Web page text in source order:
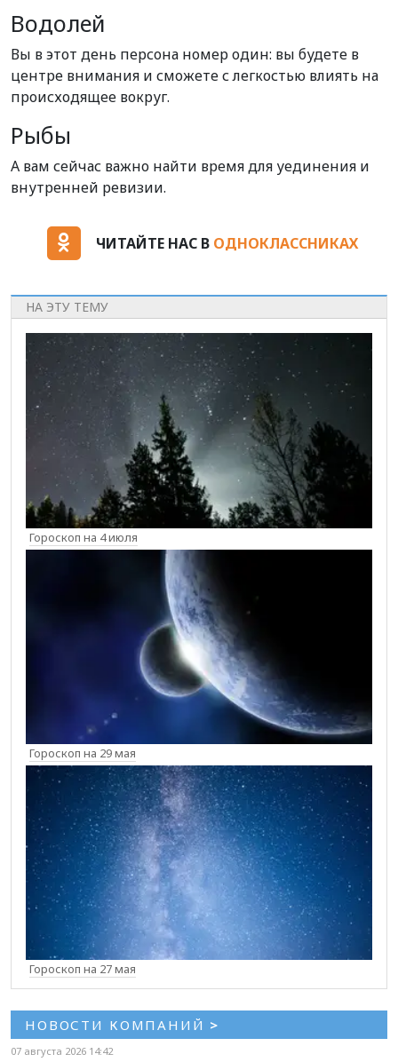
Водолей
Вы в этот день персона номер один: вы будете в
центре внимания и сможете с легкостью влиять на
происходящее вокруг.
Рыбы
А вам сейчас важно найти время для уединения и
внутренней ревизии.
ЧИТАЙТЕ НАС В ОДНОКЛАССНИКАХ
НА ЭТУ ТЕМУ
Гороскоп на 4 июля
Гороскоп на 29 мая
Гороскоп на 27 мая
НОВОСТИ КОМПАНИЙ >
07 августа 2026 14:42